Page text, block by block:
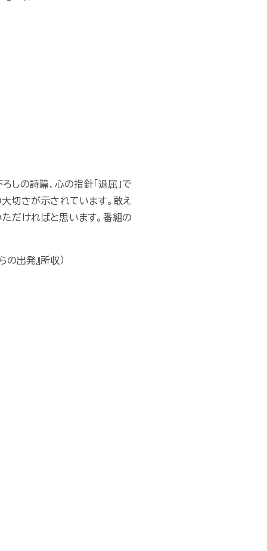
の詩篇、心の指針「退屈」で
切さが示されています。敢え
ただければと思います。番組の
出発』所収）